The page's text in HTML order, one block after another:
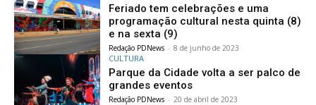
Feriado tem celebrações e uma
programação cultural nesta quinta (8)
e na sexta (9)
Redação PDNews - 8 de junho de 2023
CULTURA
Parque da Cidade volta a ser palco de
grandes eventos
Redação PDNews - 20 de abril de 2023